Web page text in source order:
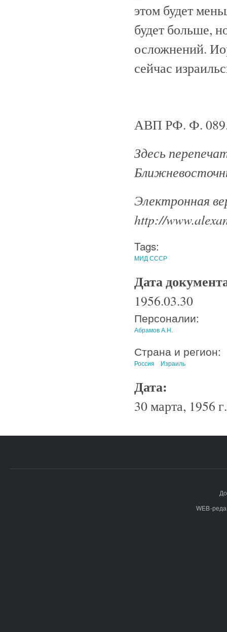
этом будет
будет больше,
осложнений.
сейчас
АВП РФ. Ф.
Здесь
Электронная
http://
Tags:
МИД СССР
Дата
1956.03.30
Персоналии:
Абрамов А.Н.
Страна и регион:
Россия Израиль
Дата:
30 марта, 1956 г.
WEB-